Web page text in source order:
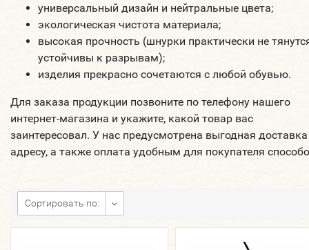
универсальный дизайн и нейтральные цвета;
экологическая чистота материала;
высокая прочность (шнурки практически не
устойчивы к разрывам);
изделия прекрасно сочетаются с любой обувью.
Для заказа продукции позвоните по телефону нашего
интернет-магазина и укажите, какой товар вас
заинтересовал. У нас предусмотрена выгодная
адресу, а также оплата удобным для покупателя
Сортировать по: